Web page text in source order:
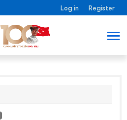
Log in Register